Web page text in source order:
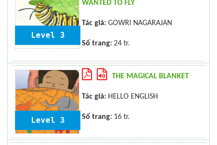
Level 3
WANTED TO FLY
Tác giả: GOWRI NAGARAJAN
Số trang: 24 tr.
Level 3
THE MAGICAL BLANKET
Tác giả: HELLO ENGLISH
Số trang: 16 tr.